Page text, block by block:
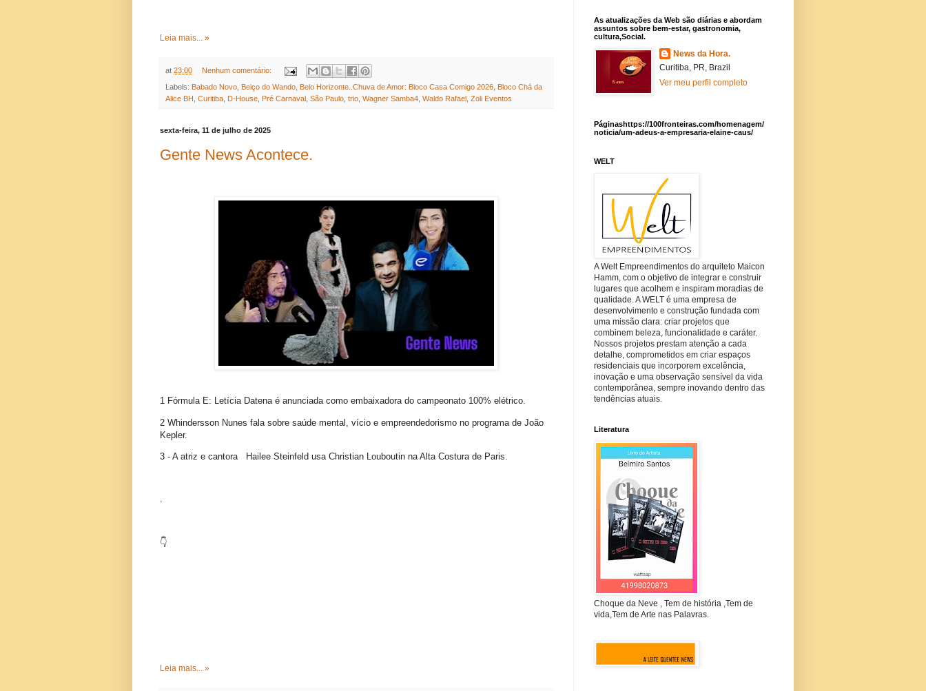
Leia mais... »
at 23:00 Nenhum comentário:
Labels: Babado Novo Beiço do Wando Belo Horizonte..Chuva de Amor: Bloco Casa Comigo 2026
Bloco Chá da
Alice BH
Curitiba D-House Pré Carnaval São Paulo trio Wagner Samba4 Waldo Rafael Zoli Eventos
sexta-feira, 11 de julho de 2025
Gente News Acontece.
1 Fórmula E: Letícia Datena é anunciada como embaixadora do campeonato 100% elétrico.
2 Whindersson Nunes fala sobre saúde mental, vício e empreendedorismo no programa de João
Kepler.
3 - A atriz e cantora Hailee Steinfeld usa Christian Louboutin na Alta Costura de Paris.
.
👇
Leia mais... »
As atualizações da Web são diárias e abordam
assuntos sobre bem-estar, gastronomia,
cultura,Social.
News da Hora.
Curitiba, PR, Brazil
Ver meu perfil completo
Páginashttps://100fronteiras.com/homenagem/
noticia/um-adeus-a-empresaria-elaine-caus/
WELT
A Welt Empreendimentos do arquiteto Maicon
Hamm, com o objetivo de integrar e construir
lugares que acolhem e inspiram moradias de
qualidade. A WELT é uma empresa de
desenvolvimento e construção fundada com
uma missão clara: criar projetos que
combinem beleza, funcionalidade e caráter.
Nossos projetos prestam atenção a cada
detalhe, comprometidos em criar espaços
residenciais que incorporem excelência,
inovação e uma observação sensível da vida
contemporânea, sempre inovando dentro das
tendências atuais.
Literatura
Choque da Neve , Tem de história ,Tem de
vida,Tem de Arte nas Palavras.